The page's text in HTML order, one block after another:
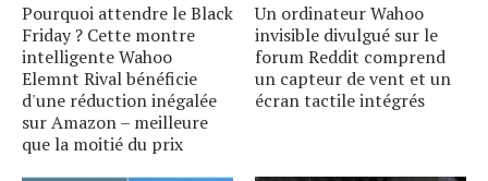
Pourquoi attendre le Black
Friday ? Cette montre
intelligente Wahoo
Elemnt Rival bénéficie
d'une réduction inégalée
sur Amazon – meilleure
que la moitié du prix
Un ordinateur Wahoo
invisible divulgué sur le
forum Reddit comprend
un capteur de vent et un
écran tactile intégrés